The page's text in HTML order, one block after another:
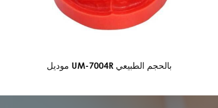
موديل UM-7004R بالحجم الطبيعي